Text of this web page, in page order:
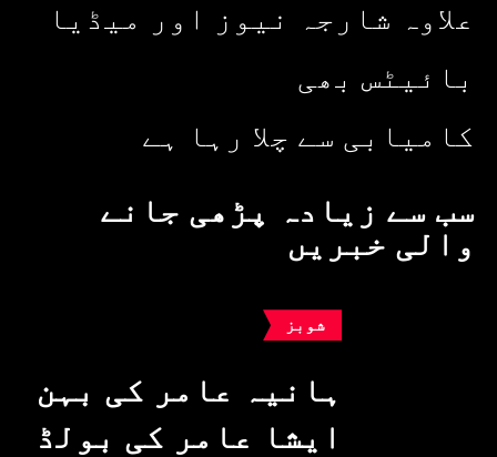
علاوہ شارجہ نیوز اور میڈیا
بائیٹس بھی
کامیابی سے چلا رہا ہے
سب سے زیادہ پڑھی جانے
والی خبریں
شوبز
ہانیہ عامر کی بہن
ایشا عامر کی بولڈ